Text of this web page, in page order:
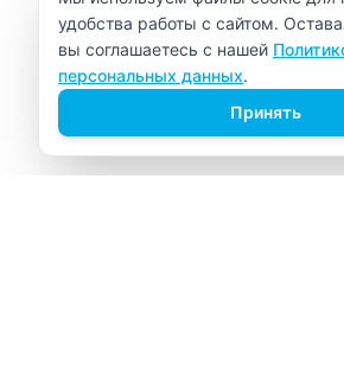
удобства работы с сайтом.
вы соглашаетесь с нашей
персональных данных.
Принять